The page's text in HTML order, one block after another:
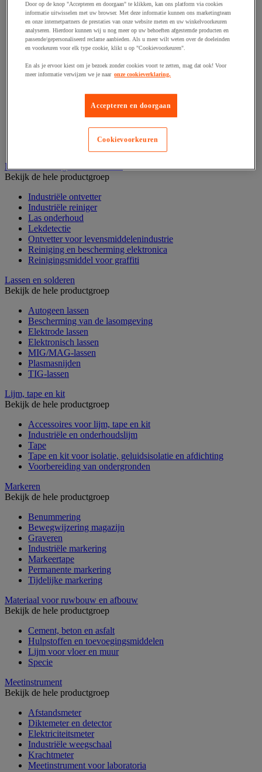
Ketting en trekkoord
Moer
Nagel en blindklinktang
Plug en pin
Punten, spijkers en nieten
Regelvoet
Ring
Scharnierpen, -strip en geheng
Sluitknop en handgreep
Industrieel reinigen en ontvetten
Bekijk de hele productgroep
Industriële ontvetter
Industriële reiniger
Las onderhoud
Lekdetectie
Ontvetter voor levensmiddelenindustrie
Reiniging en bescherming elektronica
Reinigingsmiddel voor graffiti
Lassen en solderen
Bekijk de hele productgroep
Autogeen lassen
Bescherming van de lasomgeving
Elektrode lassen
Elektronisch lassen
MIG/MAG-lassen
Plasmasnijden
TIG-lassen
Lijm, tape en kit
Bekijk de hele productgroep
Accessoires voor lijm, tape en kit
Industriële en onderhoudslijm
Tape
Tape en kit voor isolatie, geluidsisolatie en afdichting
Voorbereiding van ondergronden
Markeren
Bekijk de hele productgroep
Benummering
Bewegwijzering magazijn
Graveren
Industriële markering
Markeertape
Permanente markering
Tijdelijke markering
Materiaal voor ruwbouw en afbouw
Bekijk de hele productgroep
Cement, beton en asfalt
Hulpstoffen en toevoegingsmiddelen
Lijm voor vloer en muur
Specie
Meetinstrument
Bekijk de hele productgroep
Afstandsmeter
Diktemeter en detector
Elektriciteitsmeter
Industriële weegschaal
Krachtmeter
Meetinstrument voor laboratoria
Door op de knop "Accepteren en doorgaan" te klikken, kan ons platform via cookies
informatie uitwisselen met uw browser. Met deze informatie kunnen ons marketingteam
en onze internetpartners de prestaties van onze website meten en uw winkelvoorkeuren
analyseren. Hierdoor kunnen wij u nog meer op uw behoeften afgestemde producten en
passende/gepersonaliseerd reclame aanbieden. Als u meer wilt weten over de doeleinden
en voorkeuren voor elk type cookie, klikt u op "Cookievoorkeuren".
En als je ervoor kiest om je bezoek zonder cookies voort te zetten, mag dat ook! Voor
meer informatie verwijzen we je naar onze cookieverklaring.
Accepteren en doorgaan
Cookievoorkeuren